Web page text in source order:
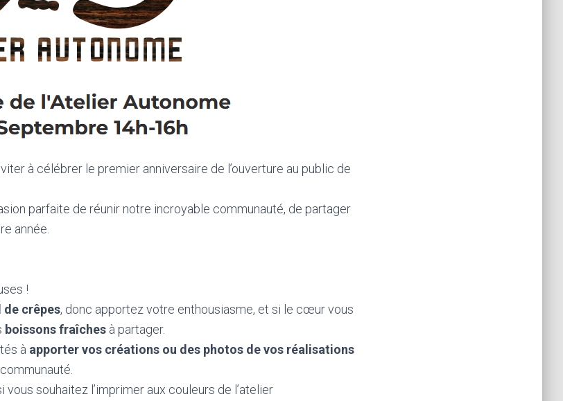
à célébrer le premier anniversaire de l’ouverture au public de
parfaite de réunir notre incroyable communauté, de partager
année.
!
de crêpes, donc apportez votre enthousiasme, et si le cœur vous
boissons fraîches à partager.
à apporter vos créations ou des photos de vos réalisations
souhaitez l’imprimer aux couleurs de l’atelier